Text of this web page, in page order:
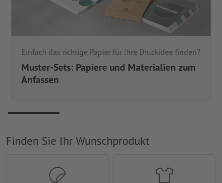
Einfach das richtige Papier für Ihre Druckidee finden?
Muster-Sets: Papiere und Materialien zum
Anfassen
Finden Sie Ihr Wunschprodukt